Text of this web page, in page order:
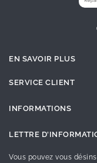
EN SAVOIR PLUS
SERVICE CLIENT
INFORMATIONS
LETTRE
Vous pouvez vous